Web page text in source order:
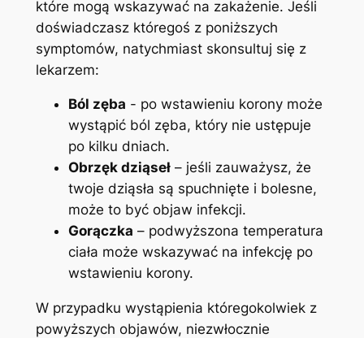
które mogą wskazywać na zakażenie. Jeśli
doświadczasz ‌któregoś z poniższych
symptomów, natychmiast ‍skonsultuj się z⁢
lekarzem:
Ból zęba ⁣- po wstawieniu korony może
wystąpić ból zęba, który nie ustępuje
po kilku dniach.
Obrzęk⁢ dziąseł– jeśli zauważysz, że‍
twoje dziąsła są‍ spuchnięte i bolesne,
może to być objaw⁤ infekcji.
Gorączka – podwyższona temperatura
ciała może wskazywać na infekcję po
wstawieniu korony.
W przypadku wystąpienia któregokolwiek z
powyższych objawów, niezwłocznie